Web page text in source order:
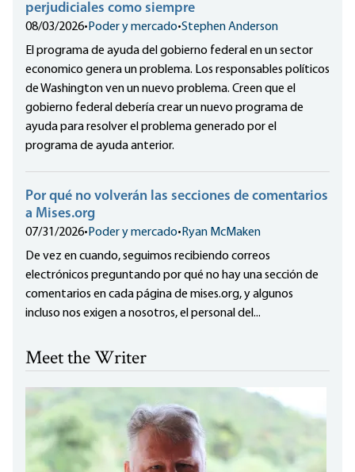
perjudiciales como siempre
08/03/2026• Poder y mercado•Stephen Anderson
El programa de ayuda del gobierno federal en un sector
economico genera un problema. Los responsables políticos
de Washington ven un nuevo problema. Creen que el
gobierno federal debería crear un nuevo programa de
ayuda para resolver el problema generado por el
programa de ayuda anterior.
Por qué no volverán las secciones de comentarios
a Mises.org
07/31/2026• Poder y mercado• Ryan McMaken
De vez en cuando, seguimos recibiendo correos
electrónicos preguntando por qué no hay una sección de
comentarios en cada página de mises.org, y algunos
incluso nos exigen a nosotros, el personal del...
Meet the Writer